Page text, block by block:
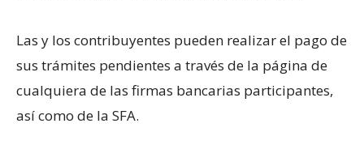
Las y los contribuyentes pueden realizar el pago de
sus trámites pendientes a través de la página de
cualquiera de las firmas bancarias participantes,
así como de la SFA.